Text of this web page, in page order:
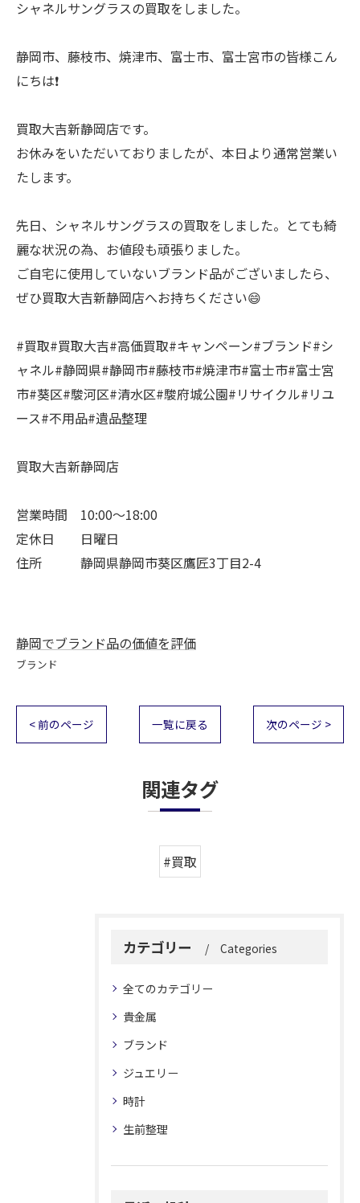
シャネルサングラスの買取をしました。
静岡市、藤枝市、焼津市、富士市、富士宮市の皆様こん
にちは❗
買取大吉新静岡店です。
お休みをいただいておりましたが、本日より通常営業い
たします。
先日、シャネルサングラスの買取をしました。とても綺
麗な状況の為、お値段も頑張りました。
ご自宅に使用していないブランド品がございましたら、
ぜひ買取大吉新静岡店へお持ちください😄
#買取#買取大吉#高価買取#キャンペーン#ブランド#シ
ャネル#静岡県#静岡市#藤枝市#焼津市#富士市#富士宮
市#葵区#駿河区#清水区#駿府城公園#リサイクル#リユ
ース#不用品#遺品整理
買取大吉新静岡店
営業時間 10:00～18:00
定休日 日曜日
住所 静岡県静岡市葵区鷹匠3丁目2-4
静岡でブランド品の価値を評価
ブランド
< 前のページ 一覧に戻る 次のページ >
関連タグ
#買取
カテゴリー Categories
全てのカテゴリー
貴金属
ブランド
ジュエリー
時計
生前整理